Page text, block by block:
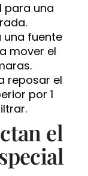
para una
una fuente
mover el
reposar el
por 1
el